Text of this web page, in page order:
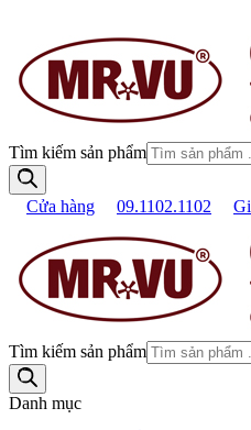
Tìm kiếm sản phẩm
Cửa hàng 09.1102.1102
Tìm kiếm sản phẩm
Danh mục